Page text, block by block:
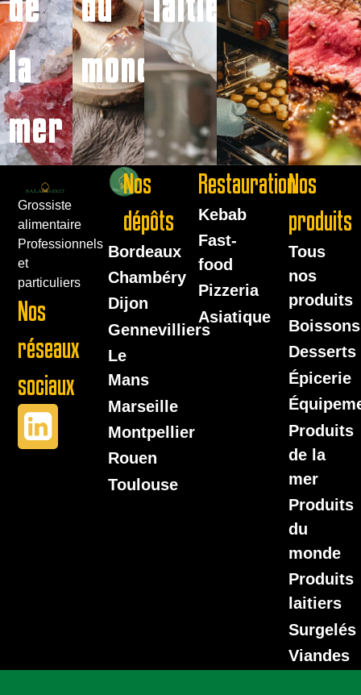
la
mer
monde
Grossiste
alimentaire
Professionnels
et
particuliers
Nos
réseaux
sociaux
Nos
dépôts
Bordeaux
Chambéry
Dijon
Gennevilliers
Le
Mans
Marseille
Montpellier
Rouen
Toulouse
Restauration
Kebab
Fast-
food
Pizzeria
Asiatique
Nos
produits
Tous
nos
produits
Boissons
Desserts
Épicerie
Produits
de la
mer
Produits
du
monde
Produits
laitiers
Surgelés
Viandes